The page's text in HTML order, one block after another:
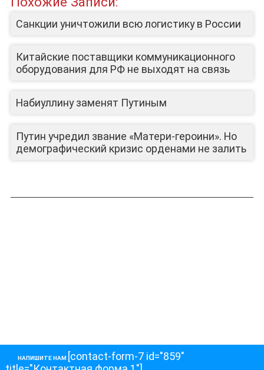
Санкции уничтожили всю логистику в России
Китайские поставщики коммуникационного
оборудования для РФ не выходят на связь
Набиуллину заменят Путиным
Путин учредил звание «Матери-героини». Но
демографический кризис орденами не залить
НАПИШИТЕ НАМ [contact-form-7 id="859"